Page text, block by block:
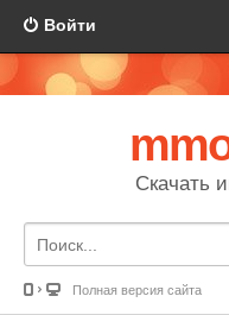
Войти
Скачать
Полная версия сайта